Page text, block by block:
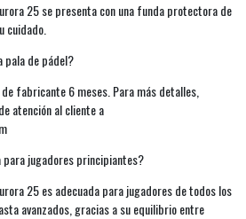
25 se presenta con una funda protectora de
cuidado.
pala de pádel?
fabricante 6 meses. Para más detalles,
atención al cliente a
para jugadores principiantes?
25 es adecuada para jugadores de todos los
avanzados, gracias a su equilibrio entre